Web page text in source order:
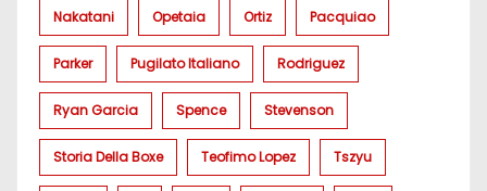
Nakatani Opetaia Ortiz Pacquiao
Parker Pugilato Italiano Rodriguez
Ryan Garcia Spence Stevenson
Storia Della Boxe Teofimo Lopez Tszyu